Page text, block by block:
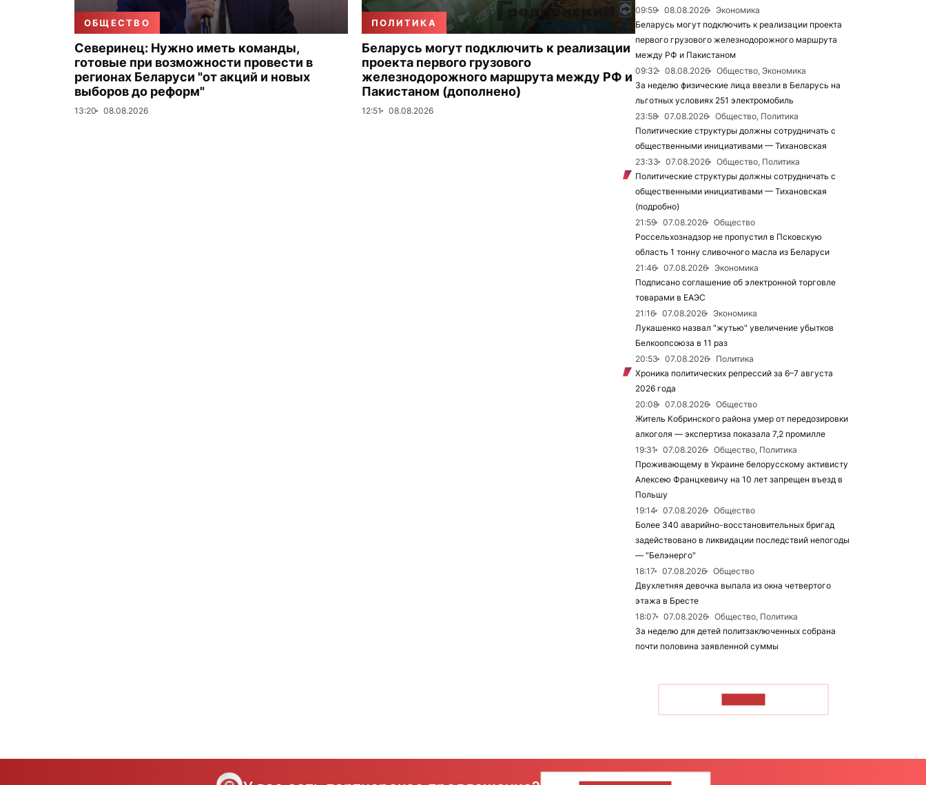
ОБЩЕСТВО
Северинец: Нужно иметь команды,
готовые при возможности провести в
регионах Беларуси "от акций и новых
выборов до реформ"
13:20 08.08.2026
ПОЛИТИКА
Беларусь могут подключить к реализации
проекта первого грузового
железнодорожного маршрута между РФ и
Пакистаном (дополнено)
12:51 08.08.2026
09:59
08.08.2026
Экономика
Беларусь могут подключить к реализации проекта
первого грузового железнодорожного маршрута
между РФ и Пакистаном
09:32
08.08.2026
Общество, Экономика
За неделю физические лица ввезли в Беларусь на
льготных условиях 251 электромобиль
23:58
07.08.2026
Общество, Политика
Политические структуры должны сотрудничать с
общественными инициативами — Тихановская
23:33
07.08.2026
Общество, Политика
Политические структуры должны сотрудничать с
общественными инициативами — Тихановская
(подробно)
21:59
07.08.2026
Общество
Россельхознадзор не пропустил в Псковскую
область 1 тонну сливочного масла из Беларуси
21:46
07.08.2026
Экономика
Подписано соглашение об электронной торговле
товарами в ЕАЭС
21:16
07.08.2026
Экономика
Лукашенко назвал "жутью" увеличение убытков
Белкоопсоюза в 11 раз
20:53
07.08.2026
Политика
Хроника политических репрессий за 6–7 августа
2026 года
20:08
07.08.2026
Общество
Житель Кобринского района умер от передозировки
алкоголя — экспертиза показала 7,2 промилле
19:31
07.08.2026
Общество, Политика
Проживающему в Украине белорусскому активисту
Алексею Францкевичу на 10 лет запрещен въезд в
Польшу
19:14
07.08.2026
Общество
Более 340 аварийно-восстановительных бригад
задействовано в ликвидации последствий непогоды
— "Белэнерго"
18:17
07.08.2026
Общество
Двухлетняя девочка выпала из окна четвертого
этажа в Бресте
18:07
07.08.2026
Общество, Политика
За неделю для детей политзаключенных собрана
почти половина заявленной суммы